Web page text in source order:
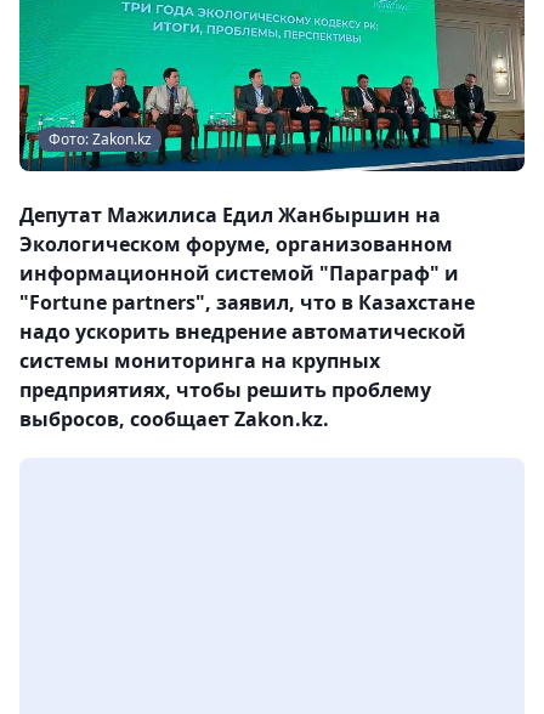
Фото: Zakon.kz
Депутат Мажилиса Едил Жанбыршин на
Экологическом форуме, организованном
информационной системой "Параграф" и
"Fortune partners", заявил, что в Казахстане
надо ускорить внедрение автоматической
системы мониторинга на крупных
предприятиях, чтобы решить проблему
выбросов, сообщает Zakon.kz.